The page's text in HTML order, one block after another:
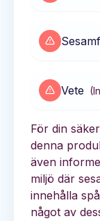
Vete (
För din
denna
även
miljö där
innehålla
något av